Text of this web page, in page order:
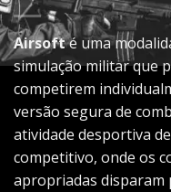
Airsofté uma
simulação militar que
competirem
versão segura de
atividade desportiva
competitivo, onde os
apropriadas disparam